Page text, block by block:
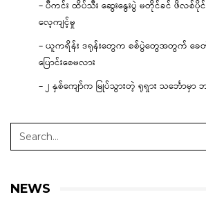
– ပီကင်း ထိပ်သီး ဆွေးနွေးပွဲ မတိုင်ခင် ဖိလစ်ပို
လေ့ကျင့်မှု
– ယူကရိန်း ဒရုန်းတွေက စစ်ပွဲတွေအတွက် ခ
ပြောင်းစေမလား
– ၂ နှစ်ကျော်က မြုပ်သွားတဲ့ ရုရှား သင်္ဘောမှ
NEWS